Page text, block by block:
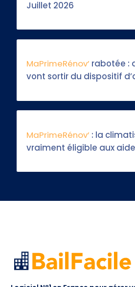
Juillet 2026
MaPrimeRénov’ rabotée :
vont sortir du dispositif
MaPrimeRénov’ : la
vraiment éligible aux